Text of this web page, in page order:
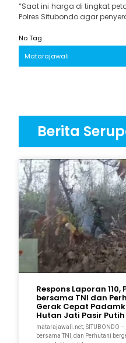
“Saat ini harga di tingkat
Polres Situbondo agar
No Tag
Matarajawali
Berita
Respons Laporan 110,
bersama TNI dan
Gerak Cepat
Hutan Jati Pasir Putih
matarajawali.net; SITUBONDO –
bersama TNI, dan Perhutani